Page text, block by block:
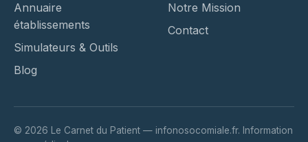
Annuaire
établissements
Simulateurs & Outils
Blog
Notre Mission
Contact
© 2026 Le Carnet du Patient — infonosocomiale.fr. Information